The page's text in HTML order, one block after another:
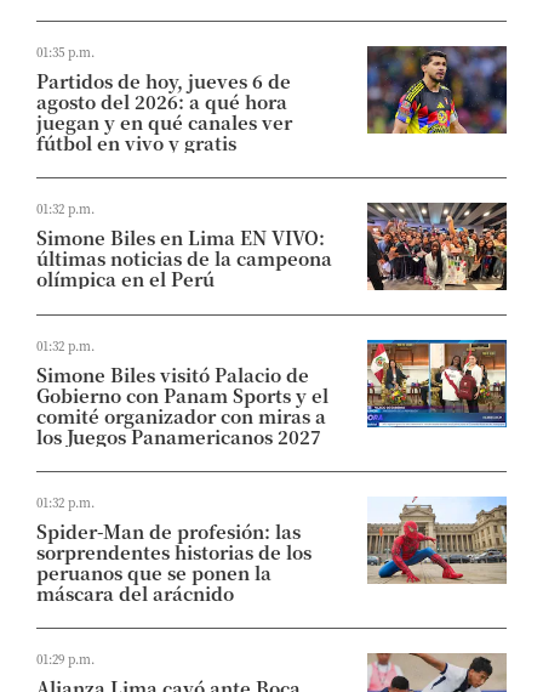
01:35 p.m.
Partidos de hoy, jueves 6 de
agosto del 2026: a qué hora
juegan y en qué canales ver
fútbol en vivo y gratis
01:32 p.m.
Simone Biles en Lima EN VIVO:
últimas noticias de la campeona
olímpica en el Perú
01:32 p.m.
Simone Biles visitó Palacio de
Gobierno con Panam Sports y el
comité organizador con miras a
los Juegos Panamericanos 2027
01:32 p.m.
Spider-Man de profesión: las
sorprendentes historias de los
peruanos que se ponen la
máscara del arácnido
01:29 p.m.